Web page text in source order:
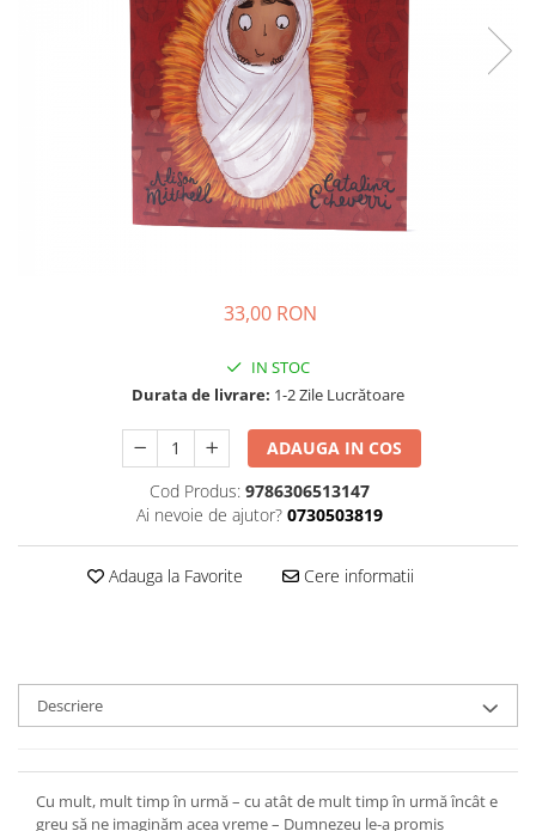
Prietenie, Logodnă și Căsătorie
Cărți de Colorat
Adolescenți și Tineri
Închinare prin Muzică
Devoționale/Meditații Biblice
Reviste
Poezii
33,00 RON
IN STOC
Durata de livrare: 1-2 Zile Lucrătoare
ADAUGA IN COS
Cod Produs: 9786306513147
Ai nevoie de ajutor? 0730503819
Adauga la Favorite Cere informatii
Descriere
Cu mult, mult timp în urmă – cu atât de mult timp în urmă încât e
greu să ne imaginăm acea vreme – Dumnezeu le-a promis